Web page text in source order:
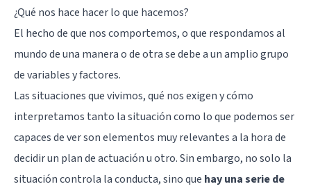
¿Qué nos hace hacer lo que hacemos?
El hecho de que nos comportemos, o que respondamos al
mundo de una manera o de otra se debe a un amplio grupo
de variables y factores.
Las situaciones que vivimos, qué nos exigen y cómo
interpretamos tanto la situación como lo que podemos ser
capaces de ver son elementos muy relevantes a la hora de
decidir un plan de actuación u otro. Sin embargo, no solo la
situación controla la conducta, sino que hay una serie de